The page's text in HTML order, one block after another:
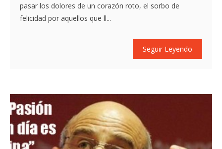
pasar los dolores de un corazón roto, el sorbo de
felicidad por aquellos que ll...
Seguir Leyendo